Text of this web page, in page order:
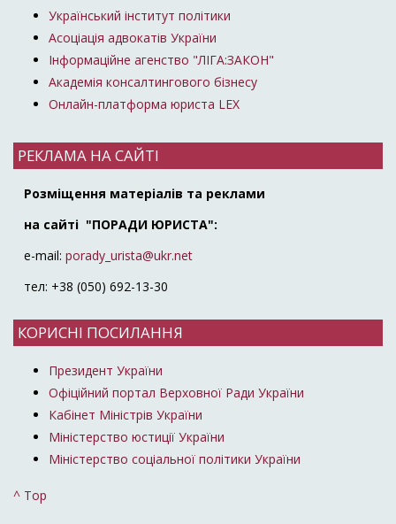
Український інститут політики
Асоціація адвокатів України
Інформаційне агенство "ЛІГА:ЗАКОН"
Академія консалтингового бізнесу
Онлайн-платформа юриста LEX
РЕКЛАМА НА САЙТІ
Розміщення матеріалів та реклами
на сайті "ПОРАДИ ЮРИСТА":
e-mail: porady_urista@ukr.net
тел: +38 (050) 692-13-30
КОРИСНІ ПОСИЛАННЯ
Президент України
Офіційний портал Верховної Ради України
Кабінет Міністрів України
Міністерство юстиції України
Міністерство соціальної політики України
^ Top